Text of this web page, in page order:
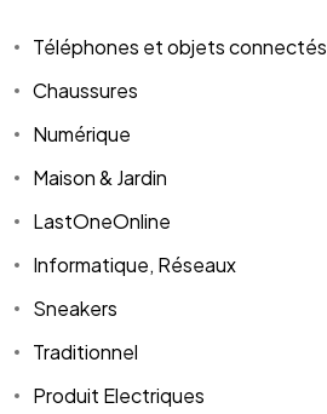
Téléphones et objets connectés
Chaussures
Numérique
Maison & Jardin
LastOneOnline
Informatique, Réseaux
Sneakers
Traditionnel
Produit Electriques